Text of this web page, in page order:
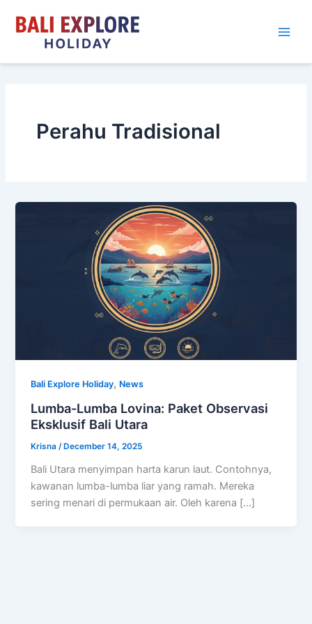
Perahu Tradisional
Bali Explore Holiday, News
Lumba-Lumba Lovina: Paket Observasi
Eksklusif Bali Utara
Krisna/ December 14, 2025
Bali Utara menyimpan harta karun laut. Contohnya,
kawanan lumba-lumba liar yang ramah. Mereka
sering menari di permukaan air. Oleh karena […]